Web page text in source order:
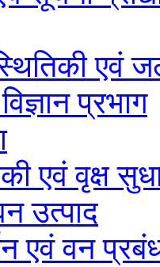
एवं
प्रभाग
एवं वृक्ष
उत्पाद
एवं वन